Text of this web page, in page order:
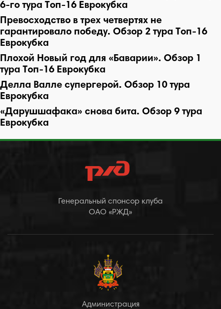
6-го тура Топ-16 Еврокубка
Превосходство в трех четвертях не
гарантировало победу. Обзор 2 тура Топ-16
Еврокубка
Плохой Новый год для «Баварии». Обзор 1
тура Топ-16 Еврокубка
Делла Валле супергерой. Обзор 10 тура
Еврокубка
«Дарушшафака» снова бита. Обзор 9 тура
Еврокубка
Генеральный спонсор клуба
ОАО «РЖД»
Администрация